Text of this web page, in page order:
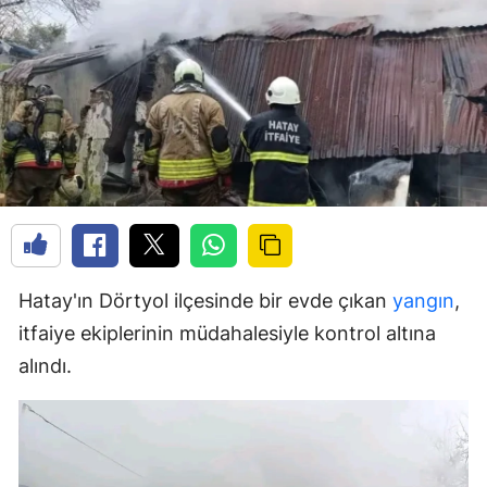
Hatay'ın Dörtyol ilçesinde bir evde çıkan yangın,
itfaiye ekiplerinin müdahalesiyle kontrol altına
alındı.